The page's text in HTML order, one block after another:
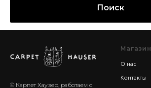
Поиск
© Карпет Хаузер, работаем с
Магазин
О нас
Контакты